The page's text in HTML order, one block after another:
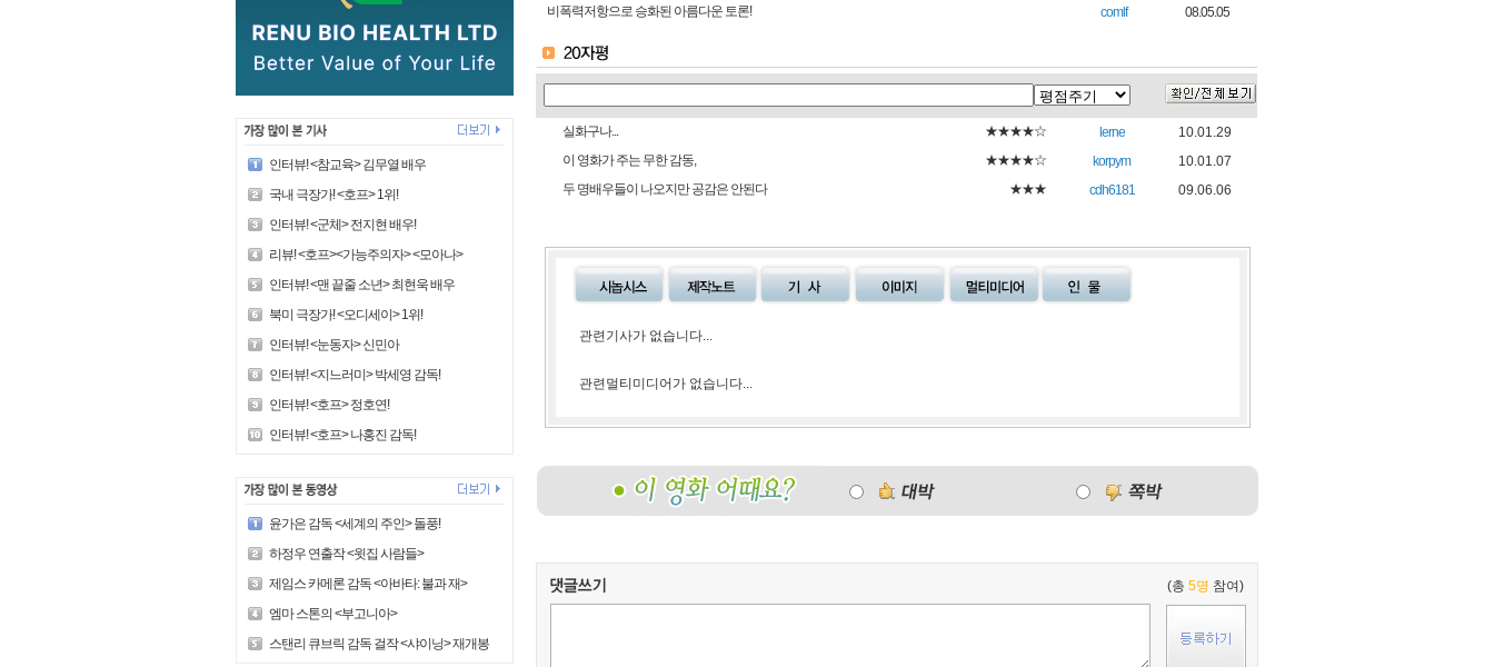
인터뷰! <참교육> 김무열 배우
국내 극장가! <호프> 1위!
인터뷰! <군체> 전지현 배우!
리뷰! <호프><가능주의자> <모아나>
인터뷰! <맨 끝줄 소년> 최현욱 배우
북미 극장가! <오디세이> 1위!
인터뷰! <눈동자> 신민아
인터뷰! <지느러미> 박세영 감독!
인터뷰! <호프> 정호연!
인터뷰! <호프> 나홍진 감독!
윤가은 감독 <세계의 주인> 돌풍!
하정우 연출작 <윗집 사람들>
제임스 카메론 감독 <아바타: 불과 재>
엠마 스톤의 <부고니아>
스탠리 큐브릭 감독 걸작 <샤이닝> 재개봉!
비폭력저항으로 승화된 아름다운 토론!
comlf 08.05.05
실화구나... ★★★★☆ lerne
10.01.29
이 영화가 주는 무한 감동,
★★★★☆ korpym
10.01.07
두 명배우들이 나오지만 공감은 안된다
★★★ cdh6181 09.06.06
관련기사가 없습니다...
관련멀티미디어가 없습니다...
(총 5명 참여)